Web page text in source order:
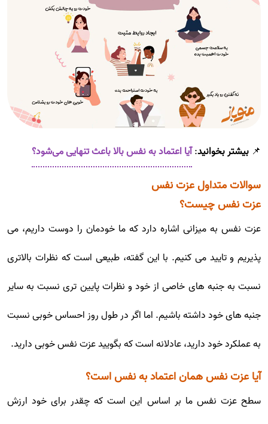
📌 بیشتر بخوانید:آیا اعتماد به نفس بالا باعث تنهایی می‌شود؟
سوالات متداول عزت نفس
عزت نفس چیست؟
عزت نفس به میزانی اشاره دارد که ما خودمان را دوست داریم، می
پذیریم و تایید می کنیم. با این گفته، طبیعی است که نظرات بالاتری
نسبت به جنبه های خاصی از خود و نظرات پایین تری نسبت به سایر
جنبه های خود داشته باشیم. اما اگر در طول روز احساس خوبی نسبت
به عملکرد خود دارید، عادلانه است که بگویید عزت نفس خوبی دارید.
آیا عزت نفس همان اعتماد به نفس است؟
سطح عزت نفس ما بر اساس این است که چقدر برای خود ارزش